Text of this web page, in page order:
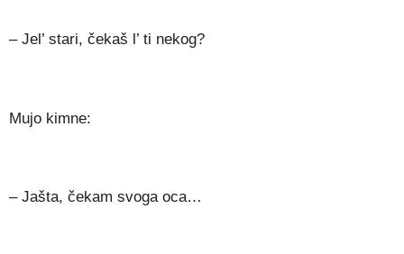
– Jel’ stari, čekaš l’ ti nekog?
Mujo kimne:
– Jašta, čekam svoga oca…